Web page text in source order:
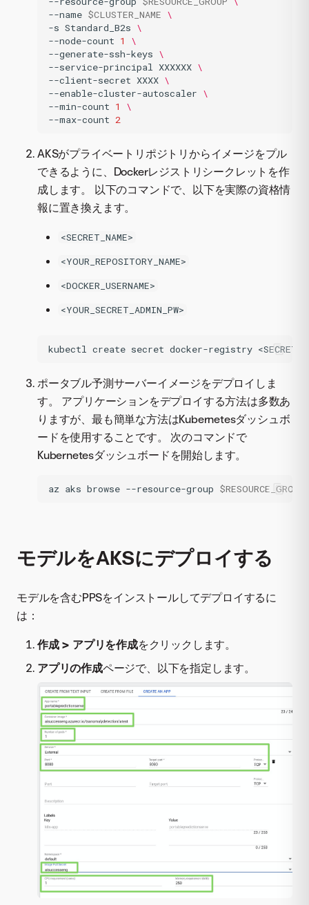
--name $CLUSTER_NAME \
-s Standard_B2s \
--node-count 1
\
--generate-ssh-keys \
--service-principal XXXXXX \
--client-secret XXXX \
--enable-cluster-autoscaler \
--min-count 1
\
--max-count 2
AKSがプライベートリポジトリからイメージをプル
できるように、Dockerレジストリシークレットを作
成します。 以下のコマンドで、以下を実際の資格情
報に置き換えます。
<SECRET_NAME>
<YOUR_REPOSITORY_NAME>
<DOCKER_USERNAME>
<YOUR_SECRET_ADMIN_PW>
kubectl create secret docker-registry
ポータブル予測サーバーイメージをデプロイしま
す。 アプリケーションをデプロイする方法は多数あ
りますが、最も簡単な方法はKubernetesダッシュボ
ードを使用することです。 次のコマンドで
Kubernetesダッシュボードを開始します。
az aks browse --resource-group $RESOURCE_GROUP
モデルをAKSにデプロイする
モデルを含むPPSをインストールしてデプロイするに
は：
作成 > アプリを作成をクリックします。
アプリの作成ページで、以下を指定します。